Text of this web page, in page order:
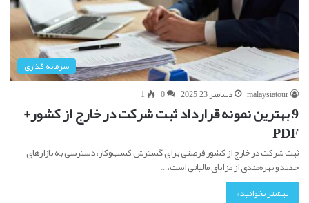
سرمایه گذاری
malaysiatour
دسامبر 23, 2025 0
1
9 بهترین نمونه قرارداد ثبت شرکت در خارج از کشور+
PDF
ثبت شرکت در خارج از کشور فرصتی برای گسترش کسب‌وکار، دسترسی به بازارهای
جدید و بهره‌مندی از مزایای مالیاتی است،…
بیشتر بخوانید »